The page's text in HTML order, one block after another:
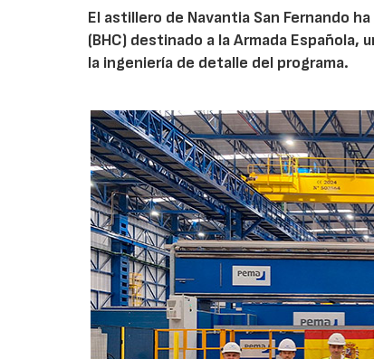
El astillero de Navantia San Fernando
(BHC) destinado a la Armada
la ingeniería de detalle del programa.